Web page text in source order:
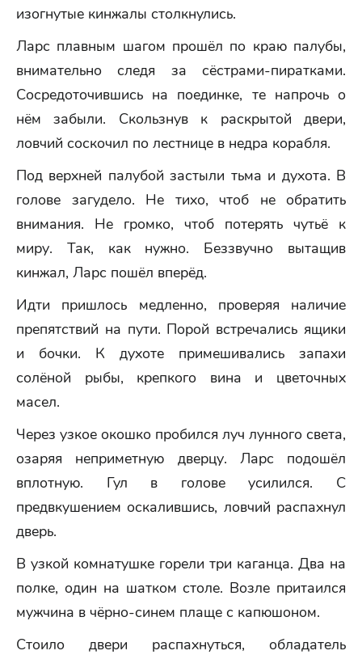
изогнутые кинжалы столкнулись.
Ларс плавным шагом прошёл по краю палубы,
внимательно следя за сёстрами-пиратками.
Сосредоточившись на поединке, те напрочь о
нём забыли. Скользнув к раскрытой двери,
ловчий соскочил по лестнице в недра корабля.
Под верхней палубой застыли тьма и духота. В
голове загудело. Не тихо, чтоб не обратить
внимания. Не громко, чтоб потерять чутьё к
миру. Так, как нужно. Беззвучно вытащив
кинжал, Ларс пошёл вперёд.
Идти пришлось медленно, проверяя наличие
препятствий на пути. Порой встречались ящики
и бочки. К духоте примешивались запахи
солёной рыбы, крепкого вина и цветочных
масел.
Через узкое окошко пробился луч лунного света,
озаряя неприметную дверцу. Ларс подошёл
вплотную. Гул в голове усилился. С
предвкушением оскалившись, ловчий распахнул
дверь.
В узкой комнатушке горели три каганца. Два на
полке, один на шатком столе. Возле притаился
мужчина в чёрно-синем плаще с капюшоном.
Стоило двери распахнуться, обладатель